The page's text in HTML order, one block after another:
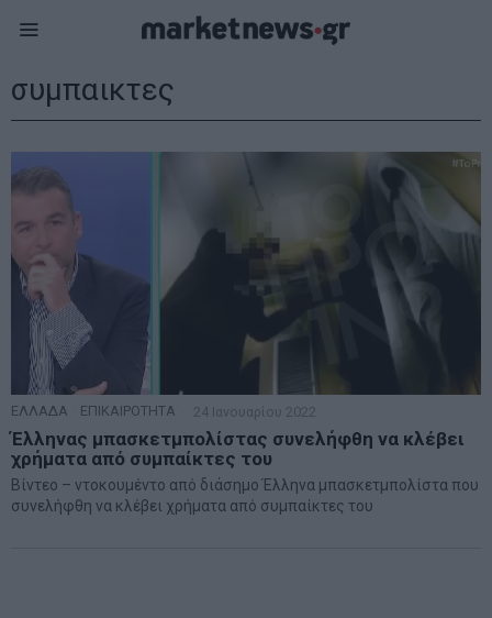
συμπαικτες
ΕΛΛΑΔΑ ΕΠΙΚΑΙΡΟΤΗΤΑ 24 Ιανουαρίου 2022
Έλληνας μπασκετμπολίστας συνελήφθη να κλέβει
χρήματα από συμπαίκτες του
Βίντεο – ντοκουμέντο από διάσημο Έλληνα μπασκετμπολίστα που
συνελήφθη να κλέβει χρήματα από συμπαίκτες του